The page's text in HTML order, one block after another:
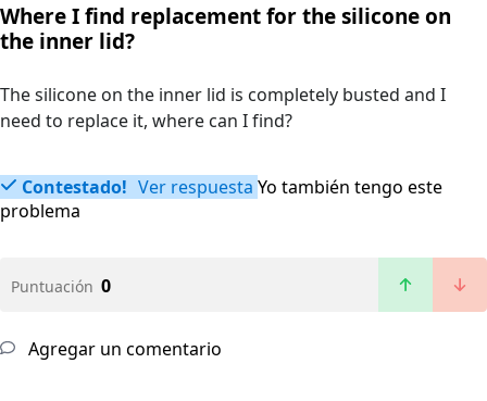
Where I find replacement for the silicone on
the inner lid?
The silicone on the inner lid is completely busted and I
need to replace it, where can I find?
Contestado! Ver respuesta Yo también tengo este
problema
Puntuación 0
Agregar un comentario